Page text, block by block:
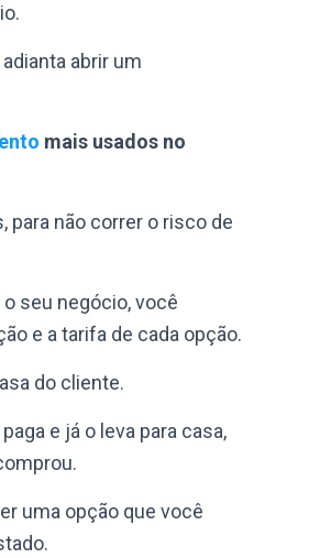
abrir um
mais usados no
para não correr o risco de
seu negócio, você
e a tarifa de cada opção.
do cliente.
e já o leva para casa,
uma opção que você